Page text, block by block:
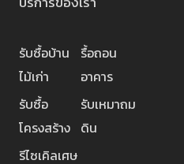
รับซื้อบ้าน
ไม้เก่า
รื้อถอน
อาคาร
รับซื้อ
โครงสร้าง
รับเหมาถม
ดิน
รีไซเคิลเศษ